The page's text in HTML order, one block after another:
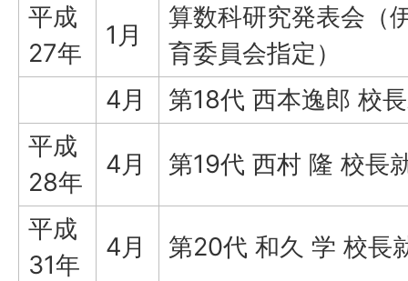
平成
27年
1月
算数科研究発表会（
育委員会指定）
4月
第18代 西本逸郎 校
平成
28年
4月 第19代 西村 隆 校長
平成
31年
4月 第20代 和久 学 校長